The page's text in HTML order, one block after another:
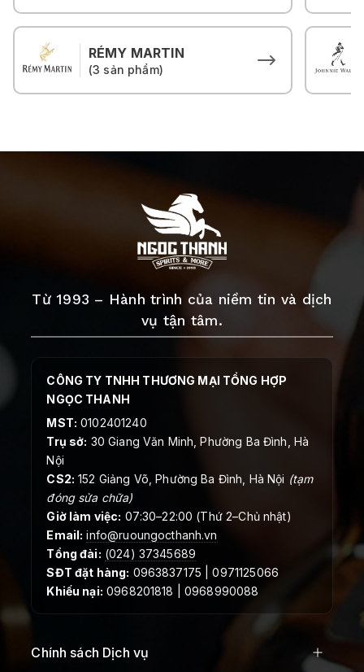
RÉMY MARTIN
(3 sản phẩm)
Từ 1993 – Hành trình của niềm tin và dịch
vụ tận tâm.
CÔNG TY TNHH THƯƠNG MẠI TỔNG HỢP
NGỌC THANH
MST: 0102401240
Trụ sở: 30 Giang Văn Minh, Phường Ba Đình, Hà
Nội
CS2: 152 Giảng Võ, Phường Ba Đình, Hà Nội (tạm
đóng sửa chữa)
Giờ làm việc: 07:30–22:00 (Thứ 2–Chủ nhật)
Email: info@ruoungocthanh.vn
Tổng đài: (024) 37345689
SĐT đặt hàng: 0963837175 | 0971125066
Khiếu nại: 0968201818 | 0968990088
Chính sách Dịch vụ